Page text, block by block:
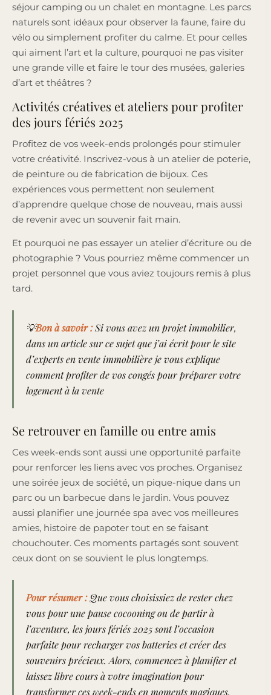
séjour camping ou un chalet en montagne. Les parcs
naturels sont idéaux pour observer la faune, faire du
vélo ou simplement profiter du calme. Et pour celles
qui aiment l’art et la culture, pourquoi ne pas visiter
une grande ville et faire le tour des musées, galeries
d’art et théâtres ?
Activités créatives et ateliers pour profiter
des jours fériés 2025
Profitez de vos week-ends prolongés pour stimuler
votre créativité. Inscrivez-vous à un atelier de poterie,
de peinture ou de fabrication de bijoux. Ces
expériences vous permettent non seulement
d’apprendre quelque chose de nouveau, mais aussi
de revenir avec un souvenir fait main.
Et pourquoi ne pas essayer un atelier d’écriture ou de
photographie ? Vous pourriez même commencer un
projet personnel que vous aviez toujours remis à plus
tard.
💡Bon à savoir :Si vous avezun projet immobilier,
dans un article sur ce sujet que j’ai écrit pour lesite
d’experts en vente immobilièreje vous explique
commentprofiter de vos congés pour préparer votre
logement à la vente
Se retrouver en famille ou entre amis
Ces week-ends sont aussi une opportunité parfaite
pour renforcer les liens avec vos proches. Organisez
une soirée jeux de société, un pique-nique dans un
parc ou un barbecue dans le jardin. Vous pouvez
aussi planifier une journée spa avec vos meilleures
amies, histoire de papoter tout en se faisant
chouchouter. Ces moments partagés sont souvent
ceux dont on se souvient le plus longtemps.
Pour résumer :Que vous choisissiez de rester chez
vous pour une pause cocooning ou de partir à
l’aventure, les jours fériés 2025 sont l’occasion
parfaite pour recharger vos batteries et créer des
souvenirs précieux. Alors, commencez à planifier et
laissez libre cours à votre imagination pour
transformer ces week-ends en moments magiques.